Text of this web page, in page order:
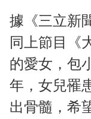
據《三立新
同上節目《
的愛女，包
年，女兒罹
出骨髓，希